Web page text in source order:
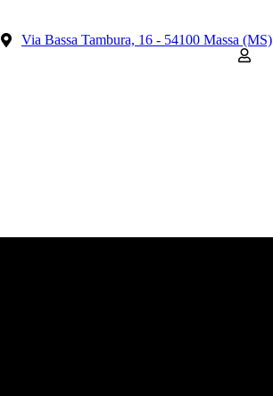
Via Bassa Tambura, 16 - 54100 Massa (MS)